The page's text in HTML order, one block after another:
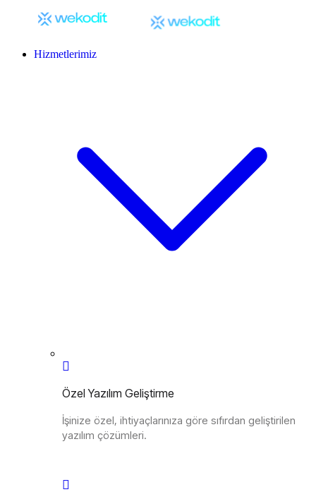
Hizmetlerimiz
Özel Yazılım Geliştirme
İşinize özel, ihtiyaçlarınıza göre sıfırdan geliştirilen
yazılım çözümleri.